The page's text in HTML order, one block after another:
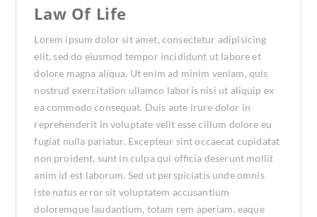
Law Of Life
Lorem ipsum dolor sit amet, consectetur adipisicing
elit, sed do eiusmod tempor incididunt ut labore et
dolore magna aliqua. Ut enim ad minim veniam, quis
nostrud exercitation ullamco laboris nisi ut aliquip ex
ea commodo consequat. Duis aute irure dolor in
reprehenderit in voluptate velit esse cillum dolore eu
fugiat nulla pariatur. Excepteur sint occaecat cupidatat
non proident, sunt in culpa qui officia deserunt mollit
anim id est laborum. Sed ut perspiciatis unde omnis
iste natus error sit voluptatem accusantium
doloremque laudantium, totam rem aperiam, eaque